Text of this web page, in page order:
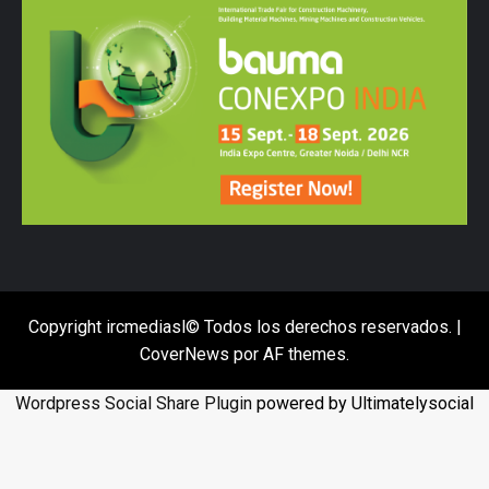
Copyright ircmediasl© Todos los derechos reservados. |
CoverNews por AF themes.
Wordpress Social Share Plugin powered by Ultimatelysocial